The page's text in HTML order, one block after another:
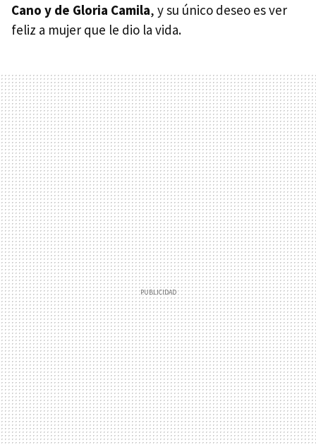
Cano y de Gloria Camila, y su único deseo es ver
feliz a mujer que le dio la vida.